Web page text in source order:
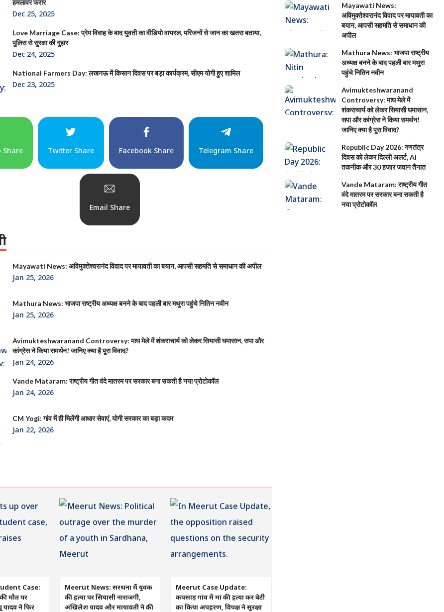
हमलावर फरार
Dec 25, 2025
Love Marriage Case: प्रेम विवाह के बाद युवती का वीडियो वायरल, परिजनों से जान का खतरा बताया,
पुलिस से सुरक्षा की गुहार
Dec 24, 2025
National Farmers Day: लखनऊ में किसान दिवस पर बड़ा कार्यक्रम, सीएम योगी हुए शामिल
Dec 23, 2025
Share Twitter Share Facebook Share Telegram Share
Email Share
Mayawati News: अविमुक्तेश्वरानंद विवाद पर मायावती का बयान, आपसी सहमति से समाधान की अपील
Jan 25, 2026
Mathura News: भाजपा राष्ट्रीय अध्यक्ष बनने के बाद पहली बार मथुरा पहुंचे नितिन नवीन
Jan 25, 2026
Avimukteshwaranand Controversy: माघ मेले में शंकराचार्य को लेकर सियासी घमासान, सपा और
कांग्रेस ने किया समर्थन! जानिए क्या है पूरा विवाद?
Jan 24, 2026
Vande Mataram: राष्ट्रीय गीत वंदे मातरम पर सरकार बना सकती है नया प्रोटोकॉल
Jan 24, 2026
CM Yogi: गांव में ही मिलेंगी आधार सेवाएं, योगी सरकार का बड़ा कदम
Jan 22, 2026
Case:
मौत पर
यादव ने फिर
Meerut News: सरधना में युवक
की हत्या पर सियासी नाराजगी,
अखिलेश यादव और मायावती ने की
Meerut Case Update:
कपसाड़ गांव में मां की हत्या कर बेटी
का किया अपहरण, विपक्ष ने सुरक्षा
Mayawati News:
अविमुक्तेश्वरानंद विवाद पर मायावती का
बयान, आपसी सहमति से समाधान की
अपील
Mathura News: भाजपा राष्ट्रीय
अध्यक्ष बनने के बाद पहली बार मथुरा
पहुंचे नितिन नवीन
Avimukteshwaranand
Controversy: माघ मेले में
शंकराचार्य को लेकर सियासी घमासान,
सपा और कांग्रेस ने किया समर्थन!
जानिए क्या है पूरा विवाद?
Republic Day 2026: गणतंत्र
दिवस को लेकर दिल्ली अलर्ट, AI
तकनीक और 30 हजार जवान तैनात
Vande Mataram: राष्ट्रीय गीत
वंदे मातरम पर सरकार बना सकती है
नया प्रोटोकॉल